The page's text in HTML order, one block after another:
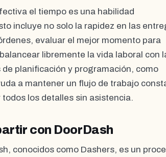
el tiempo es una habilidad
incluye no solo la rapidez en las
evaluar el mejor momento para
libremente la vida laboral con
planificación y programación, como
a mantener un flujo de trabajo
los detalles sin asistencia.
con DoorDash
conocidos como Dashers, es un